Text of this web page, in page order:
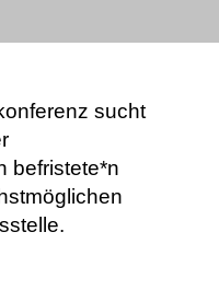
sucht
befristete*n